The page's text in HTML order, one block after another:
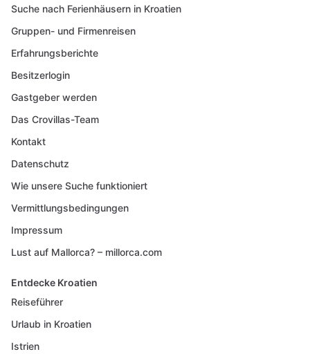
Suche nach Ferienhäusern in Kroatien
Gruppen- und Firmenreisen
Erfahrungsberichte
Besitzerlogin
Gastgeber werden
Das Crovillas-Team
Kontakt
Datenschutz
Wie unsere Suche funktioniert
Vermittlungsbedingungen
Impressum
Lust auf Mallorca? – millorca.com
Entdecke Kroatien
Reiseführer
Urlaub in Kroatien
Istrien